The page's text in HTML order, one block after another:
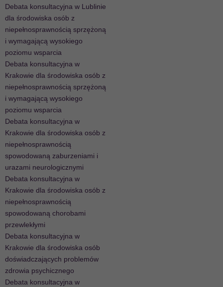
Debata konsultacyjna w Lublinie
dla środowiska osób z
niepełnosprawnością sprzężoną
i wymagającą wysokiego
poziomu wsparcia
Debata konsultacyjna w
Krakowie dla środowiska osób z
niepełnosprawnością sprzężoną
i wymagającą wysokiego
poziomu wsparcia
Debata konsultacyjna w
Krakowie dla środowiska osób z
niepełnosprawnością
spowodowaną zaburzeniami i
urazami neurologicznymi
Debata konsultacyjna w
Krakowie dla środowiska osób z
niepełnosprawnością
spowodowaną chorobami
przewlekłymi
Debata konsultacyjna w
Krakowie dla środowiska osób
doświadczających problemów
zdrowia psychicznego
Debata konsultacyjna w